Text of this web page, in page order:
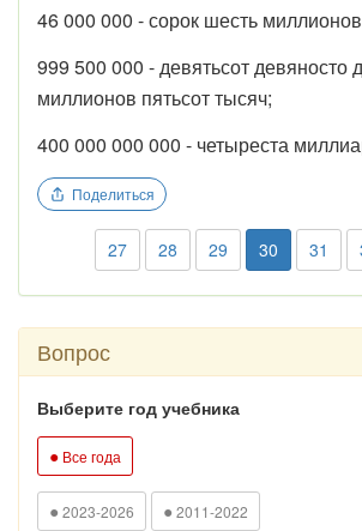
46 000 000 - сорок шесть
999 500 000 - девятьсот девяносто
миллионов пятьсот тысяч;
400 000 000 000 - четыреста
Поделиться
27 28 29 30 31
Вопрос
Выберите год учебника
● Все года
● 2023-2026 ● 2011-2022